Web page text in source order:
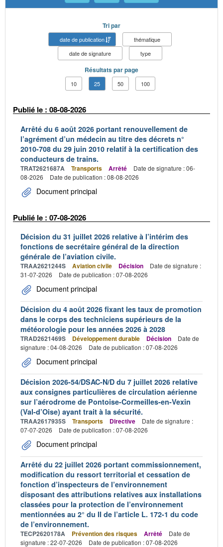
Tri par
date de publication
thématique
date de signature
type
Résultats par page
10 25 50 100
Publié le : 08-08-2026
Arrêté du 6 août 2026 portant renouvellement de
l’agrément d’un médecin au titre des décrets n°
2010-708 du 29 juin 2010 relatif à la certification des
conducteurs de trains.
TRAT2621687A Transports Arrêté
Date de signature : 06-
08-2026
Date de publication : 08-08-2026
Document principal
Publié le : 07-08-2026
Décision du 31 juillet 2026 relative à l’intérim des
fonctions de secrétaire général de la direction
générale de l’aviation civile.
TRAA2621244S Aviation civile Décision
Date de signature :
31-07-2026
Date de publication : 07-08-2026
Document principal
Décision du 4 août 2026 fixant les taux de promotion
dans le corps des techniciens supérieurs de la
météorologie pour les années 2026 à 2028
TRAD2621469S Développement durable Décision
Date de
signature : 04-08-2026
Date de publication : 07-08-2026
Document principal
Décision 2026-54/DSAC-N/D du 7 juillet 2026 relative
aux consignes particulières de circulation aérienne
sur l’aérodrome de Pontoise-Cormeilles-en-Vexin
(Val-d’Oise) ayant trait à la sécurité.
TRAA2617935S Transports Directive
Date de signature :
07-07-2026
Date de publication : 07-08-2026
Document principal
Arrêté du 22 juillet 2026 portant commissionnement,
modification du ressort territorial et cessation de
fonction d’inspecteurs de l’environnement
disposant des attributions relatives aux installations
classées pour la protection de l’environnement
mentionnées au 2° du II de l’article L. 172-1 du code
de l’environnement.
TECP2620178A Prévention des risques Arrêté
Date de
signature : 22-07-2026
Date de publication : 07-08-2026